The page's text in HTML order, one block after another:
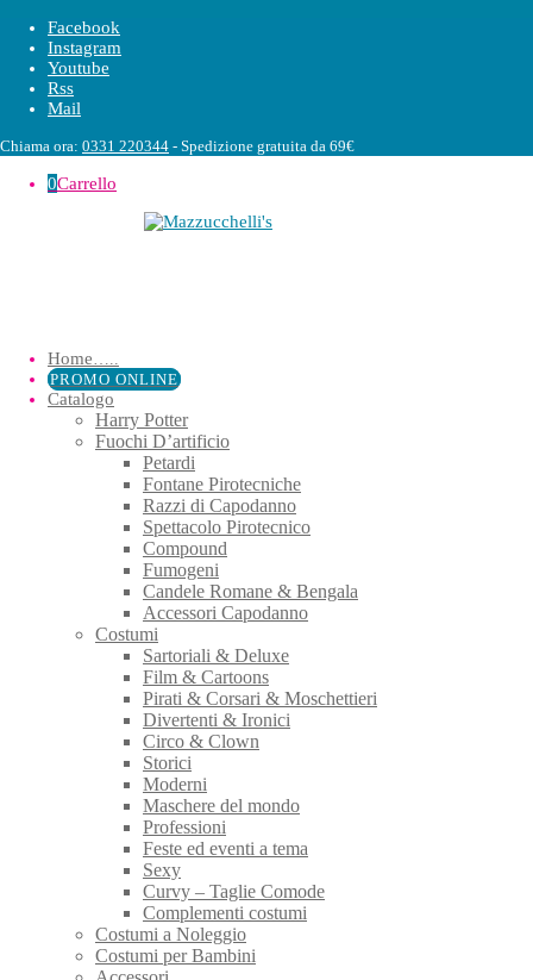
Facebook
Instagram
Youtube
Rss
Mail
Chiama ora: 0331 220344 - Spedizione gratuita da 69€
0Carrello
Home…..
PROMO ONLINE
Catalogo
Harry Potter
Fuochi D’artificio
Petardi
Fontane Pirotecniche
Razzi di Capodanno
Spettacolo Pirotecnico
Compound
Fumogeni
Candele Romane & Bengala
Accessori Capodanno
Costumi
Sartoriali & Deluxe
Film & Cartoons
Pirati & Corsari & Moschettieri
Divertenti & Ironici
Circo & Clown
Storici
Moderni
Maschere del mondo
Professioni
Feste ed eventi a tema
Sexy
Curvy – Taglie Comode
Complementi costumi
Costumi a Noleggio
Costumi per Bambini